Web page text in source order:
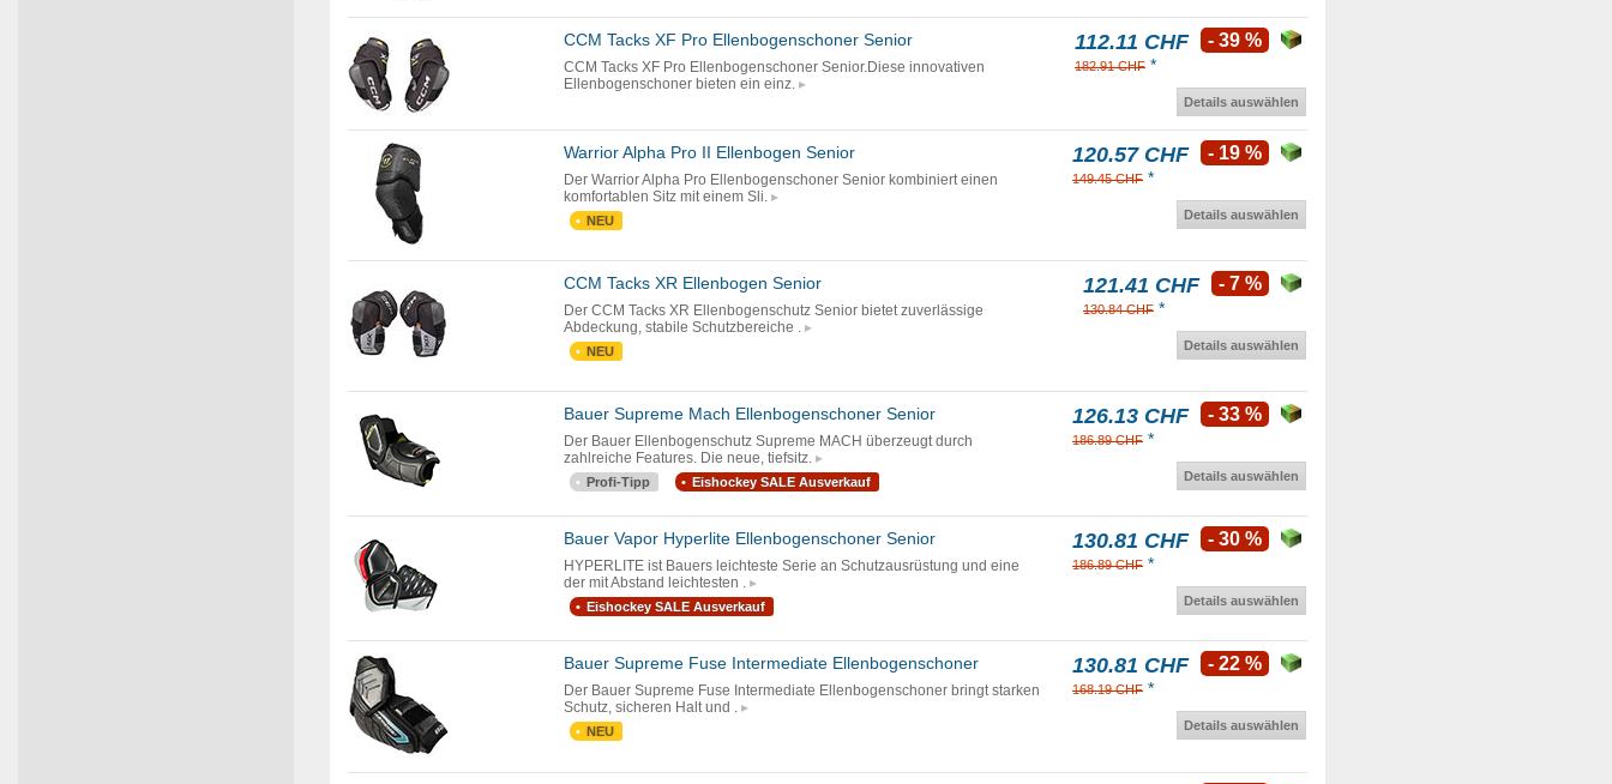
CCM Tacks XF Pro Ellenbogenschoner Senior
CCM Tacks XF Pro Ellenbogenschoner Senior.Diese innovativen
Ellenbogenschoner bieten ein einz.
112.11 CHF
182.91 CHF *
- 39 %
Details auswählen
Warrior Alpha Pro II Ellenbogen Senior
Der Warrior Alpha Pro Ellenbogenschoner Senior kombiniert einen
komfortablen Sitz mit einem Sli.
NEU
120.57 CHF
149.45 CHF *
- 19 %
Details auswählen
CCM Tacks XR Ellenbogen Senior
Der CCM Tacks XR Ellenbogenschutz Senior bietet zuverlässige
Abdeckung, stabile Schutzbereiche .
NEU
121.41 CHF
130.84 CHF *
- 7 %
Details auswählen
Bauer Supreme Mach Ellenbogenschoner Senior
Der Bauer Ellenbogenschutz Supreme MACH überzeugt durch
zahlreiche Features. Die neue, tiefsitz.
Profi-Tipp Eishockey SALE Ausverkauf
126.13 CHF
186.89 CHF *
- 33 %
Details auswählen
Bauer Vapor Hyperlite Ellenbogenschoner Senior
HYPERLITE ist Bauers leichteste Serie an Schutzausrüstung und eine
der mit Abstand leichtesten .
Eishockey SALE Ausverkauf
130.81 CHF
186.89 CHF *
- 30 %
Details auswählen
Bauer Supreme Fuse Intermediate Ellenbogenschoner
Der Bauer Supreme Fuse Intermediate Ellenbogenschoner bringt starken
Schutz, sicheren Halt und .
NEU
130.81 CHF
168.19 CHF *
- 22 %
Details auswählen